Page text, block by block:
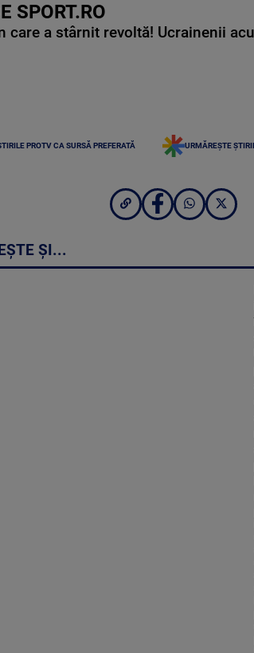
SPORT.RO
care a stârnit revoltă! Ucrainenii
PROTV CA SURSĂ PREFERATĂ URMĂREȘTE
ȘI...